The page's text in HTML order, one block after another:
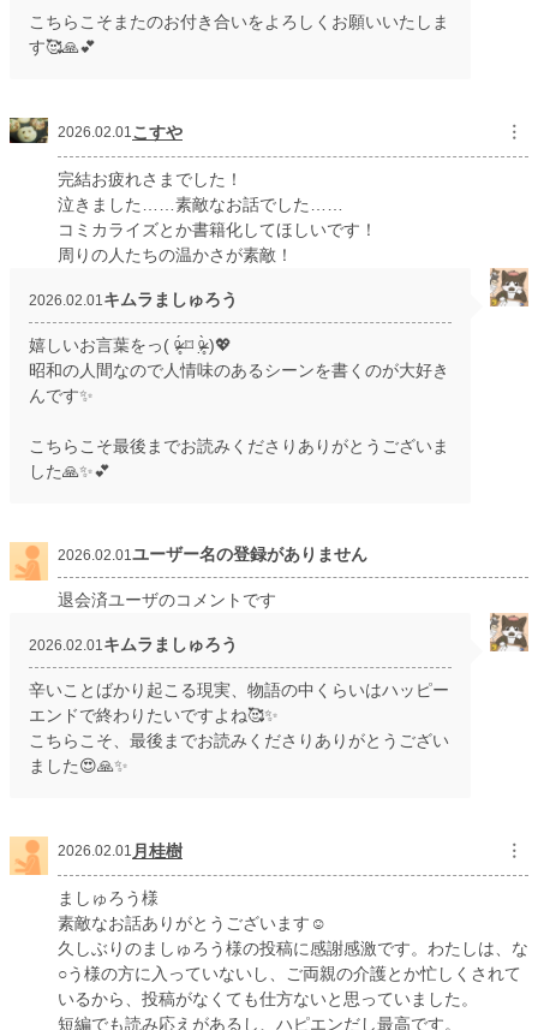
こちらこそまたのお付き合いをよろしくお願いいたしま
す🥰🙏💕
2026.02.01こすや ︙
完結お疲れさまでした！
泣きました……素敵なお話でした……
コミカライズとか書籍化してほしいです！
周りの人たちの温かさが素敵！
2026.02.01 キムラましゅろう
嬉しいお言葉をっ( ᵒ̴̶̷̥́ ⌑ ᵒ̴̶̷̣̥̀ )💖
昭和の人間なので人情味のあるシーンを書くのが大好き
んです✨
こちらこそ最後までお読みくださりありがとうございま
した🙏✨💕
2026.02.01 ユーザー名の登録がありません
退会済ユーザのコメントです
2026.02.01 キムラましゅろう
辛いことばかり起こる現実、物語の中くらいはハッピー
エンドで終わりたいですよね🥰✨
こちらこそ、最後までお読みくださりありがとうござい
ました😍🙏✨
2026.02.01 月桂樹 ︙
ましゅろう様
素敵なお話ありがとうございます☺️
久しぶりのましゅろう様の投稿に感謝感激です。わたしは、な
○う様の方に入っていないし、ご両親の介護とか忙しくされて
いるから、投稿がなくても仕方ないと思っていました。
短編でも読み応えがあるし、ハピエンだし最高です。